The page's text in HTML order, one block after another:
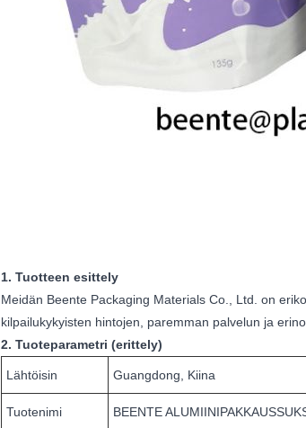
1. Tuotteen esittely
Meidän Beente Packaging Materials Co., Ltd. on
kilpailukykyisten hintojen, paremman palvelun ja
2. Tuoteparametri (erittely)
Lähtöisin Guangdong, Kiina
Tuotenimi BEENTE